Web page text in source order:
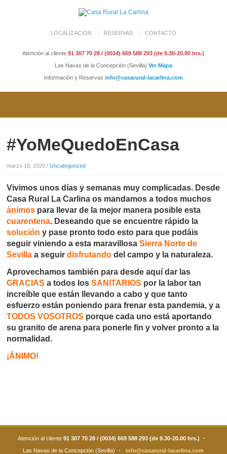
LOCALIZACIÓN RESERVAS CONTACTO
Atención al cliente 91 307 70 28 / (0034) 669 588 293 (de 9.30-20.00 hrs.)
Las Navas de la Concepción (Sevilla) Ver Mapa
Información y Reservas info@casarural-lacarlina.com
#YoMeQuedoEnCasa
marzo 18, 2020 /Uncategorized
Vivimos unos días y semanas muy complicadas. Desde
Casa Rural La Carlina os mandamos a todos muchos
ánimos para llevar de la mejor manera posible esta
cuarentena. Deseando que se encuentre rápido la
solución y pase pronto todo esto para que podáis
seguir viniendo a esta maravillosaSierra Norte de
Sevilla a seguirdisfrutando del campo y la naturaleza.
Aprovechamos también para desde aquí dar las
GRACIAS a todos losSANITARIOS por la labor tan
increíble que están llevando a cabo y que tanto
esfuerzo están poniendo para frenar esta pandemia, y a
TODOS VOSOTROS porque cada uno está aportando
su granito de arena para ponerle fin y volver pronto a la
normalidad.
¡ÁNIMO!
Atención al cliente 91 307 70 28 / (0034) 669 588 293 (de 9.30-20.00 hrs.) ·
Las Navas de la Concepción (Sevilla) · info@casarural-lacarlina.com